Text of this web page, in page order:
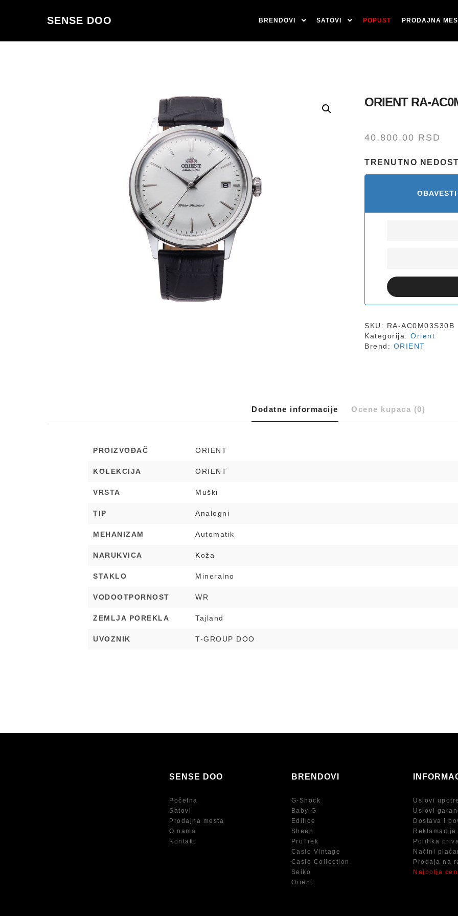
SENSE DOO BRENDOVI SATOVI POPUST PRODAJNA
ORIENT RA-
40,800.00 RSD
TRENUTNO
SKU: RA-AC0M03S30B
Kategorija:Orient
Brend: ORIENT
Dodatne informacije Ocene kupaca (0)
PROIZVOĐAČ ORIENT
KOLEKCIJA ORIENT
VRSTA Muški
TIP Analogni
MEHANIZAM Automatik
NARUKVICA Koža
STAKLO Mineralno
VODOOTPORNOST WR
ZEMLJA POREKLA Tajland
UVOZNIK T-GROUP DOO
SENSE DOO
Početna
Satovi
Prodajna mesta
O nama
Kontakt
BRENDOVI
G-Shock
Baby-G
Edifice
Sheen
ProTrek
Casio Vintage
Casio Collection
Seiko
Orient
Uslovi
Uslovi
Dostava i
Reklamacije
Politika
Načini
Prodaja na
Najbolja